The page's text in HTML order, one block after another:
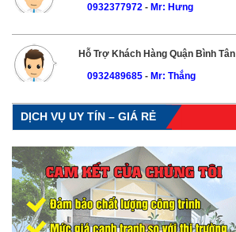
0932377972- Mr: Hưng
Hỗ Trợ Khách Hàng Quận Bình Tân
0932489685- Mr: Thắng
DỊCH VỤ UY TÍN – GIÁ RẺ